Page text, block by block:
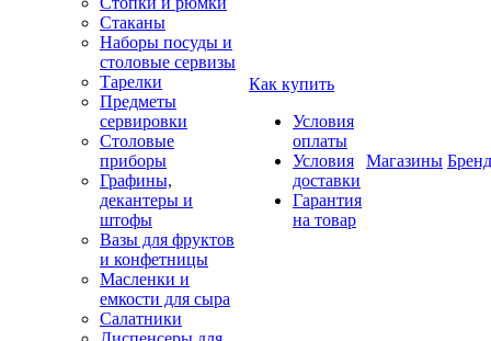
Стаканы
Наборы посуды и
столовые сервизы
Тарелки
Предметы
сервировки
Столовые
приборы
Графины,
декантеры и
штофы
Вазы для фруктов
и конфетницы
Масленки и
емкости для сыра
Салатники
Как купить
Условия
оплаты
Условия
доставки
Гарантия
на товар
Магазины